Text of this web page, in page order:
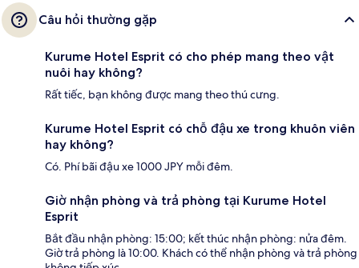
Câu hỏi thường gặp
Kurume Hotel Esprit có cho phép mang theo vật
nuôi hay không?
Rất tiếc, bạn không được mang theo thú cưng.
Kurume Hotel Esprit có chỗ đậu xe trong khuôn viên
hay không?
Có. Phí bãi đậu xe 1000 JPY mỗi đêm.
Giờ nhận phòng và trả phòng tại Kurume Hotel
Esprit
Bắt đầu nhận phòng: 15:00; kết thúc nhận phòng: nửa đêm.
Giờ trả phòng là 10:00. Khách có thể nhận phòng và trả phòng